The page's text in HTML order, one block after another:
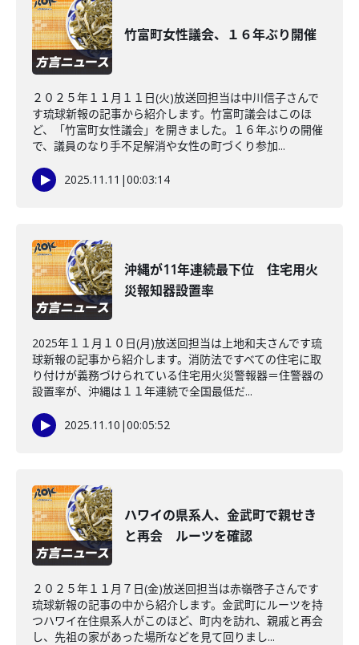
竹富町女性議会、１６年ぶり開催
２０２５年１１月１１日(火)放送回担当は中川信子さんで
す琉球新報の記事から紹介します。竹富町議会はこのほ
ど、「竹富町女性議会」を開きました。１６年ぶりの開催
で、議員のなり手不足解消や女性の町づくり参加...
2025.11.11 |00:03:14
沖縄が11年連続最下位 住宅用火
災報知器設置率
2025年１１月１０日(月)放送回担当は上地和夫さんです琉
球新報の記事から紹介します。消防法ですべての住宅に取
り付けが義務づけられている住宅用火災警報器＝住警器の
設置率が、沖縄は１１年連続で全国最低だ...
2025.11.10 |00:05:52
ハワイの県系人、金武町で親せき
と再会 ルーツを確認
２０２５年１１月７日(金)放送回担当は赤嶺啓子さんです
琉球新報の記事の中から紹介します。金武町にルーツを持
つハワイ在住県系人がこのほど、町内を訪れ、親戚と再会
し、先祖の家があった場所などを見て回りまし...